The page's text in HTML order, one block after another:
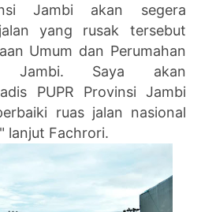
Jambi akan segera
yang rusak tersebut
Umum dan Perumahan
Jambi. Saya akan
PUPR Provinsi Jambi
ruas jalan nasional
lanjut Fachrori.